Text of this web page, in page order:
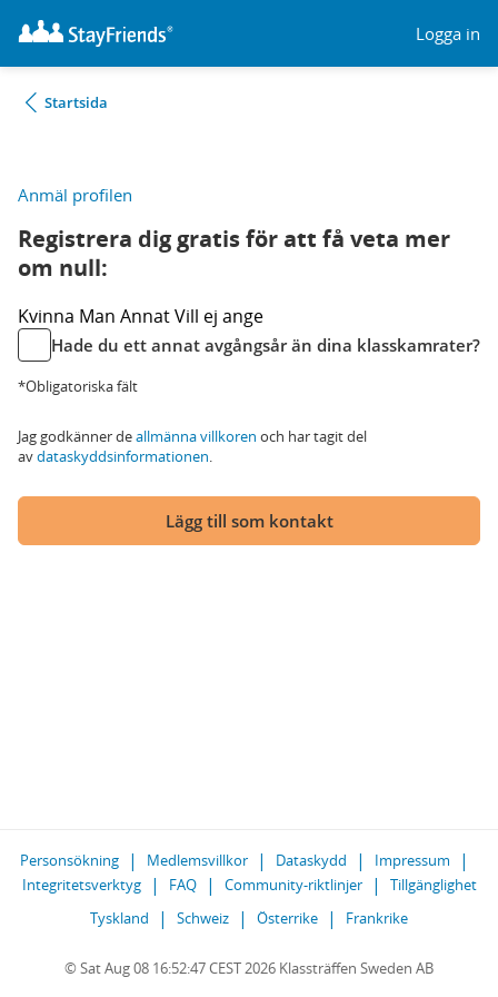
Logga in
Startsida
Anmäl profilen
Registrera dig gratis för att få veta mer
om null:
Kvinna Man AnnatVill ej ange
Hade du ett annat avgångsår än dina klasskamrater?
*Obligatoriska fält
Jag godkänner deallmänna villkoren och har tagit del
avdataskyddsinformationen.
Lägg till som kontakt
Personsökning Medlemsvillkor Dataskydd
Impressum
Integritetsverktyg
FAQ Community-riktlinjer
Tillgänglighet
Tyskland
Schweiz Österrike Frankrike
© Sat Aug 08 16:52:47 CEST 2026 Klassträffen Sweden AB